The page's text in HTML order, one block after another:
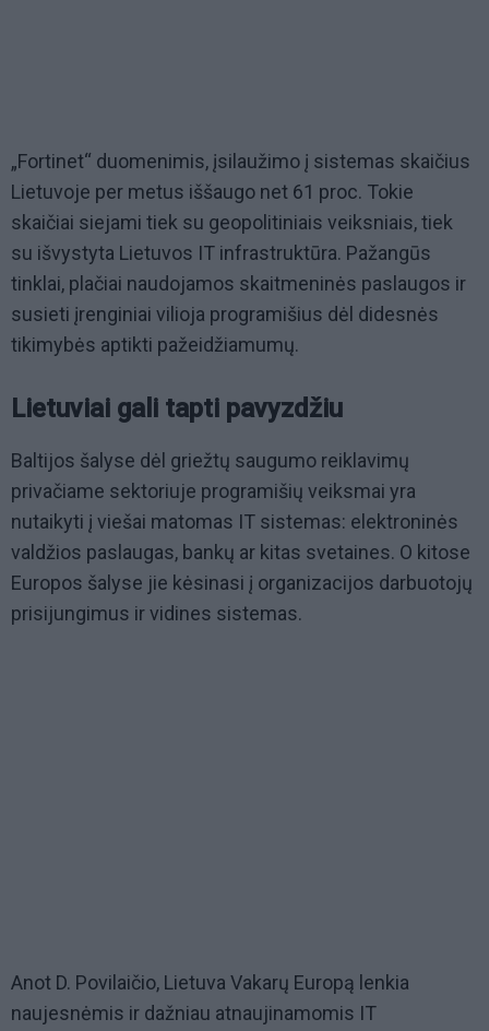
„Fortinet“ duomenimis, įsilaužimo į sistemas skaičius
Lietuvoje per metus iššaugo net 61 proc. Tokie
skaičiai siejami tiek su geopolitiniais veiksniais, tiek
su išvystyta Lietuvos IT infrastruktūra. Pažangūs
tinklai, plačiai naudojamos skaitmeninės paslaugos ir
susieti įrenginiai vilioja programišius dėl didesnės
tikimybės aptikti pažeidžiamumų.
Lietuviai gali tapti pavyzdžiu
Baltijos šalyse dėl griežtų saugumo reiklavimų
privačiame sektoriuje programišių veiksmai yra
nutaikyti į viešai matomas IT sistemas: elektroninės
valdžios paslaugas, bankų ar kitas svetaines. O kitose
Europos šalyse jie kėsinasi į organizacijos darbuotojų
prisijungimus ir vidines sistemas.
Anot D. Povilaičio, Lietuva Vakarų Europą lenkia
naujesnėmis ir dažniau atnaujinamomis IT